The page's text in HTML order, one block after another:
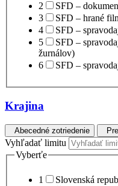
2
SFD –
3
SFD – hrané
4
SFD –
5
SFD –
žurnálov)
6
SFD –
Krajina
Abecedné zotriedenie
Vyhľadať limitu
Vyberťe
1
Slovenská